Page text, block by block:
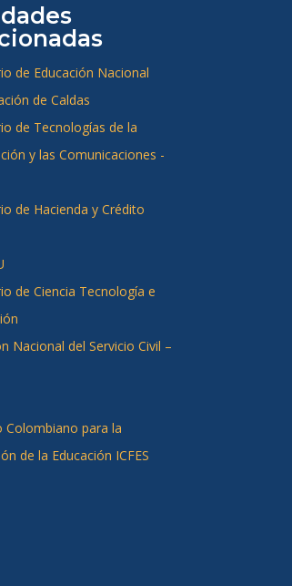
de Educación Nacional
de Caldas
de Tecnologías de la
y las Comunicaciones -
de Hacienda y Crédito
de Ciencia Tecnología e
Nacional del Servicio Civil –
Colombiano para la
de la Educación ICFES